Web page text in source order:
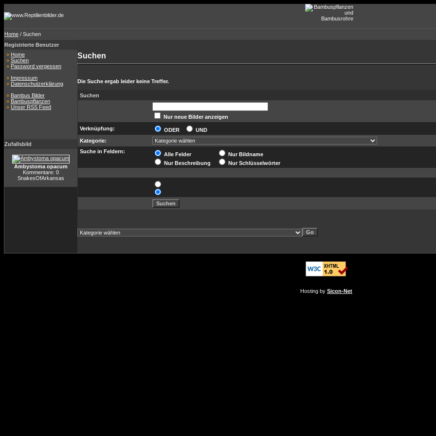
Home / Suchen
Registrierte Benutzer
» Home
» Suchen
» Password vergessen
» Impressum
» Datenschutzerklärung
» Bambus Bilder
» Bambuspflanzen
» Unser RSS Feed
Zufallsbild
Ambystoma opacum
Kommentare: 0
SnakesOfArkansas
Suchen
Die Suche ergab leider keine Treffer.
Suchen
Nur neue Bilder anzeigen
Verknüpfung:
ODER
UND
Kategorie:
Suche in Feldern:
Alle Felder
Nur Bildname
Nur Beschreibung
Nur Schlüsselwörter
Hosting by Sicon-Net